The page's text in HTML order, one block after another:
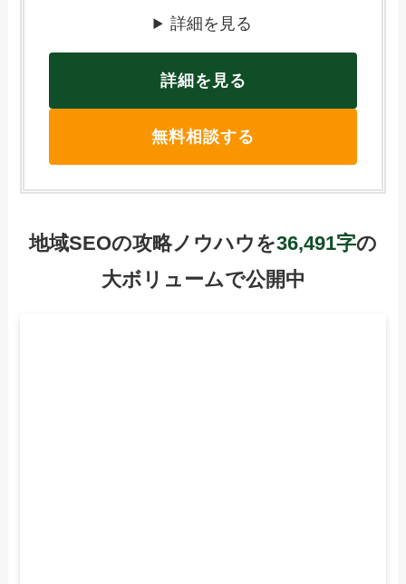
詳細を見る
詳細を見る
無料相談する
地域SEOの攻略ノウハウを36,491字の
大ボリュームで公開中